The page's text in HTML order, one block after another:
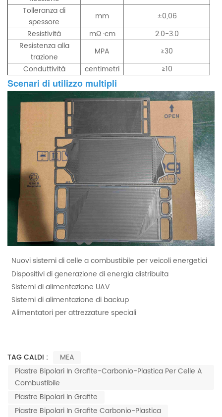
Tolleranza di
spessore
mm
±0,06
Resistività
mΩ ·cm
2.0-3.0
Resistenza alla
trazione
MPA
≥30
Conduttività
centimetri ≥10
Scenari di utilizzo multipli
Nuovi sistemi di celle a combustibile per veicoli energetici
Dispositivi di generazione di energia distribuita
Sistemi di alimentazione UAV
Sistemi di alimentazione di backup
Alimentatori per attrezzature speciali
TAG CALDI :
MEA
Piastre Bipolari In Grafite-Carbonio-Plastica Per Celle A
Combustibile
Piastre Bipolari In Grafite
Piastre Bipolari In Grafite Carbonio-Plastica